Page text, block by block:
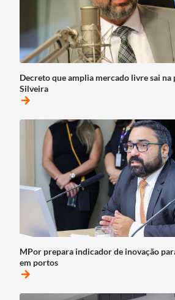
Decreto que amplia mercado livre sai na
Silveira
arrow_forward
MPor prepara indicador de inovação
em portos
arrow_forward